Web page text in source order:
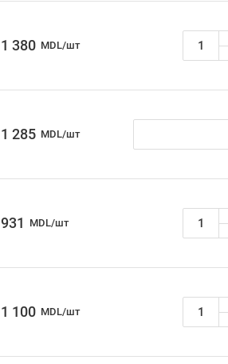
1 380 MDL/шт
1 285 MDL/шт
931 MDL/шт
1 100 MDL/шт